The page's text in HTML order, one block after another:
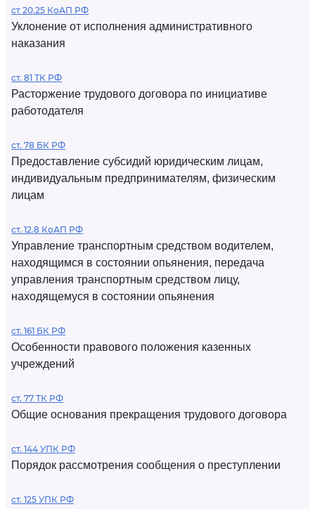
ст 20.25 КоАП РФ
Уклонение от исполнения административного
наказания
ст. 81 ТК РФ
Расторжение трудового договора по инициативе
работодателя
ст. 78 БК РФ
Предоставление субсидий юридическим лицам,
индивидуальным предпринимателям, физическим
лицам
ст. 12.8 КоАП РФ
Управление транспортным средством водителем,
находящимся в состоянии опьянения, передача
управления транспортным средством лицу,
находящемуся в состоянии опьянения
ст. 161 БК РФ
Особенности правового положения казенных
учреждений
ст. 77 ТК РФ
Общие основания прекращения трудового договора
ст. 144 УПК РФ
Порядок рассмотрения сообщения о преступлении
ст. 125 УПК РФ